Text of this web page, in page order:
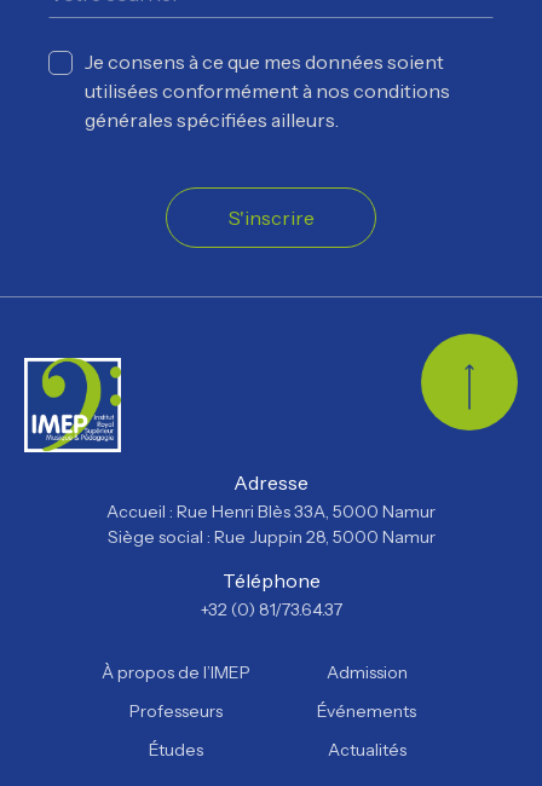
Je consens à ce que mes données soient
utilisées conformément à nos conditions
générales spécifiées ailleurs.
S'inscrire
Adresse
Accueil : Rue Henri Blès 33A, 5000 Namur
Siège social : Rue Juppin 28, 5000 Namur
Téléphone
+32 (0) 81/73.64.37
À propos de l’IMEP
Professeurs
Études
Admission
Événements
Actualités